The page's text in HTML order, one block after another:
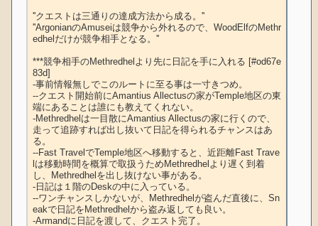
''クエストは三通りの達成方法から成る。''
''ArgonianのAmuseiは競争から外れるので、WoodElfのMethr
edhelだけが競争相手となる。''
***競争相手のMethredhelより先に日記を手に入れる [#od67e
83d]
-事前情報無しでこのルートに至る事は一寸きつめ。
--クエスト開始前にAmantius Allectusの家がTemple地区の東
端にあることは誰にも教えてくれない。
-Methredhelは一目散にAmantius Allectusの家に行くので、
走って追跡すれば出し抜いて日記を得られるチャンスはあ
る。
--Fast TravelでTemple地区へ移動すると、近距離Fast Trave
lは移動時間を概算で取扱うためMethredhelより遅く到着
し、Methredhelを出し抜けない事がある。
-日記は１階のDeskの中に入っている。
--ワンチャンスしかないが、Methredhelが盗んだ直後に、Sn
eakで日記をMethredhelから盗み返しても良い。
-Armandに日記を渡して、クエスト完了。